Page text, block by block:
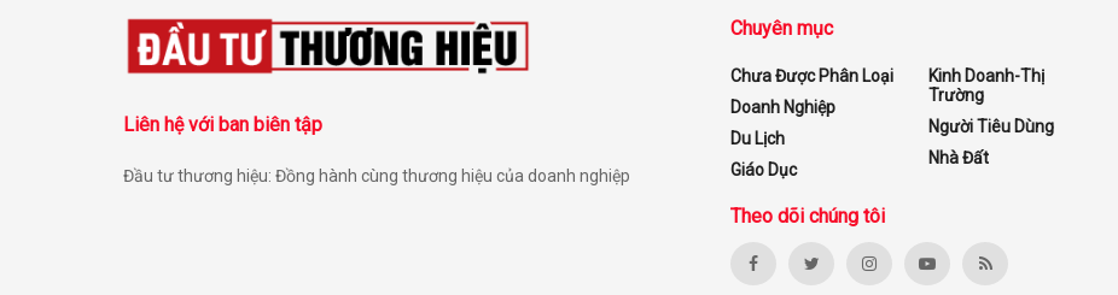
Liên hệ với ban biên tập
Đầu tư thương hiệu: Đồng hành cùng thương hiệu của doanh nghiệp
Chuyên mục
Chưa Được Phân Loại
Doanh Nghiệp
Du Lịch
Giáo Dục
Kinh Doanh-Thị
Trường
Người Tiêu Dùng
Nhà Đất
Theo dõi chúng tôi